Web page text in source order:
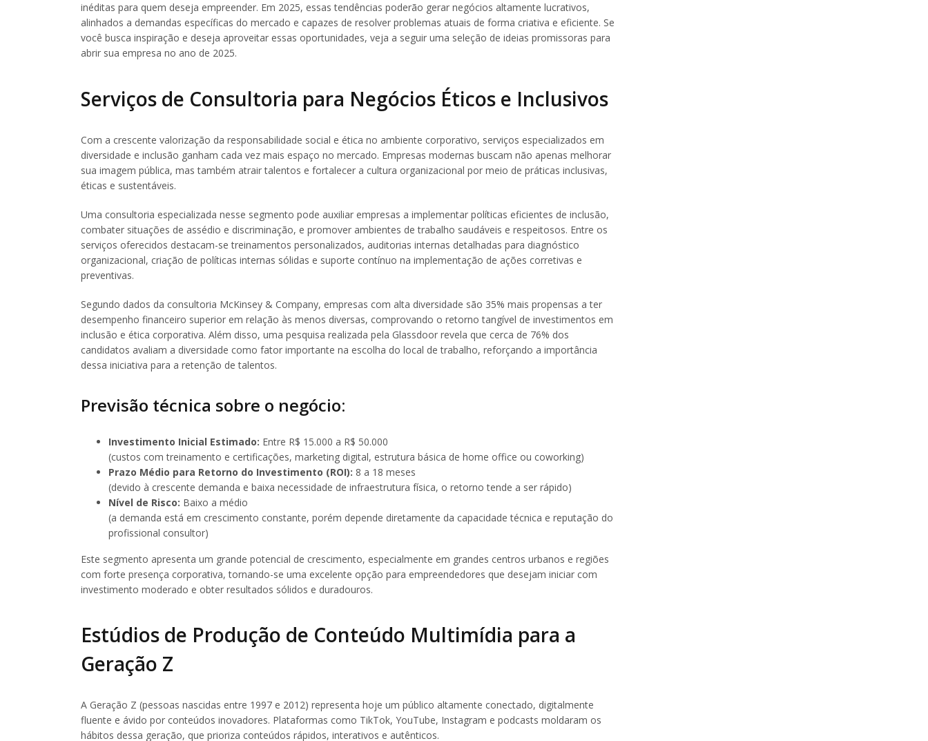
inéditas para quem deseja empreender. Em 2025, essas tendências poderão gerar negócios altamente lucrativos,
alinhados a demandas específicas do mercado e capazes de resolver problemas atuais de forma criativa e eficiente. Se
você busca inspiração e deseja aproveitar essas oportunidades, veja a seguir uma seleção de ideias promissoras para
abrir sua empresa no ano de 2025.
Serviços de Consultoria para Negócios Éticos e Inclusivos
Com a crescente valorização da responsabilidade social e ética no ambiente corporativo, serviços especializados em
diversidade e inclusão ganham cada vez mais espaço no mercado. Empresas modernas buscam não apenas melhorar
sua imagem pública, mas também atrair talentos e fortalecer a cultura organizacional por meio de práticas inclusivas,
éticas e sustentáveis.
Uma consultoria especializada nesse segmento pode auxiliar empresas a implementar políticas eficientes de inclusão,
combater situações de assédio e discriminação, e promover ambientes de trabalho saudáveis e respeitosos. Entre os
serviços oferecidos destacam-se treinamentos personalizados, auditorias internas detalhadas para diagnóstico
organizacional, criação de políticas internas sólidas e suporte contínuo na implementação de ações corretivas e
preventivas.
Segundo dados da consultoria McKinsey & Company, empresas com alta diversidade são 35% mais propensas a ter
desempenho financeiro superior em relação às menos diversas, comprovando o retorno tangível de investimentos em
inclusão e ética corporativa. Além disso, uma pesquisa realizada pela Glassdoor revela que cerca de 76% dos
candidatos avaliam a diversidade como fator importante na escolha do local de trabalho, reforçando a importância
dessa iniciativa para a retenção de talentos.
Previsão técnica sobre o negócio:
Investimento Inicial Estimado: Entre R$ 15.000 a R$ 50.000
(custos com treinamento e certificações, marketing digital, estrutura básica de home office ou coworking)
Prazo Médio para Retorno do Investimento (ROI): 8 a 18 meses
(devido à crescente demanda e baixa necessidade de infraestrutura física, o retorno tende a ser rápido)
Nível de Risco: Baixo a médio
(a demanda está em crescimento constante, porém depende diretamente da capacidade técnica e reputação do
profissional consultor)
Este segmento apresenta um grande potencial de crescimento, especialmente em grandes centros urbanos e regiões
com forte presença corporativa, tornando-se uma excelente opção para empreendedores que desejam iniciar com
investimento moderado e obter resultados sólidos e duradouros.
Estúdios de Produção de Conteúdo Multimídia para a
Geração Z
A Geração Z (pessoas nascidas entre 1997 e 2012) representa hoje um público altamente conectado, digitalmente
fluente e ávido por conteúdos inovadores. Plataformas como TikTok, YouTube, Instagram e podcasts moldaram os
hábitos dessa geração, que prioriza conteúdos rápidos, interativos e autênticos.